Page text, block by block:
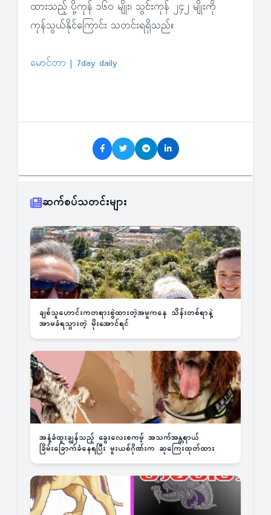
ထားသည့် ပို့ကုန် ၁၆၀ မျိုး၊ သွင်းကုန် ၂၄၂ မျိုးကို
ကုန်သွယ်နိုင်ကြောင်း သတင်းရရှိသည်။
မောင်တာ | 7day daily
ဆက်စပ်သတင်းများ
ချစ်သူဟောင်းကတရားစွဲထားတဲ့အမှုကနေ သိန်းတစ်ရာနဲ့
အာမခံရသွားတဲ့ မိုးအောင်ရင်
အနံ့ခံထူးချွန်သည့် ခွေးလေးစကမ့် အသက်အန္တရာယ်
ခြိမ်းခြောက်ခံနေရပြီး မူးယစ်ဂိုဏ်းက ဆုကြေးထုတ်ထား